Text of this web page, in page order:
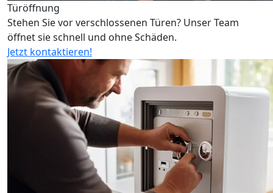
Türöffnung
Stehen Sie vor verschlossenen Türen? Unser Team
öffnet sie schnell und ohne Schäden.
Jetzt kontaktieren!